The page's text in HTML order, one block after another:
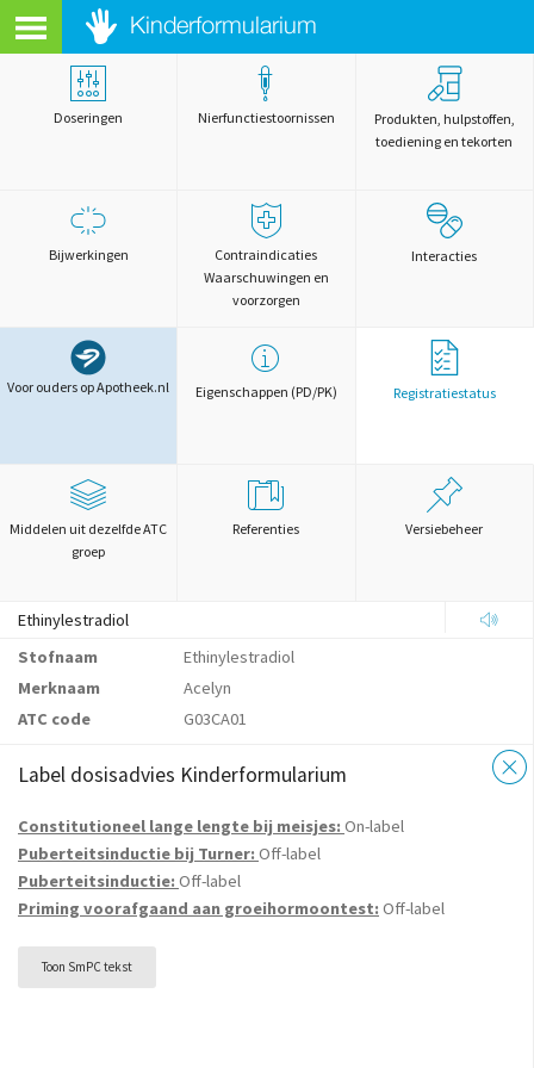
Doseringen Nierfunctiestoornissen
Produkten, hulpstoffen,
toediening en tekorten
Bijwerkingen
Contraindicaties
Waarschuwingen en
voorzorgen
Interacties
Voor ouders op Apotheek.nl Eigenschappen (PD/PK) Registratiestatus
Middelen uit dezelfde ATC
groep
Referenties Versiebeheer
Ethinylestradiol
Stofnaam
Ethinylestradiol
Merknaam
Acelyn
ATC code
G03CA01
Label dosisadvies Kinderformularium
Constitutioneel lange lengte bij meisjes: On-label
Puberteitsinductie bij Turner: Off-label
Puberteitsinductie: Off-label
Priming voorafgaand aan groeihormoontest: Off-label
Toon SmPC tekst